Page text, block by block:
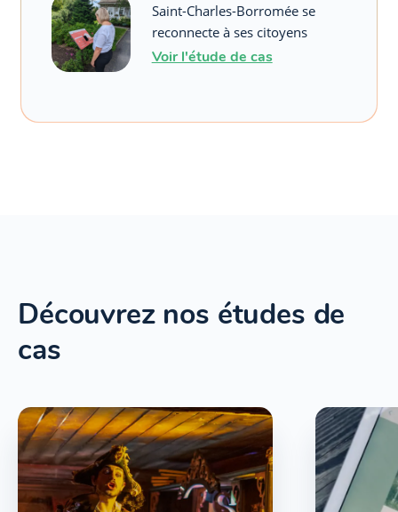
Saint-Charles-Borromée se
reconnecte à ses citoyens
Voir l'étude de cas
Découvrez nos études de
cas